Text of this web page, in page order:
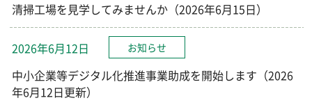
清掃工場を見学してみませんか（2026年6月15日）
2026年6月12日 お知らせ
中小企業等デジタル化推進事業助成を開始します（2026
年6月12日更新）